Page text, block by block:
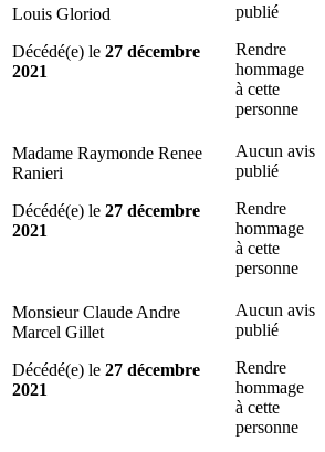
Louis Gloriod
Décédé(e) le 27 décembre
2021
publié
Rendre
hommage
à cette
personne
Madame Raymonde Renee
Ranieri
Décédé(e) le 27 décembre
2021
Aucun avis
publié
Rendre
hommage
à cette
personne
Monsieur Claude Andre
Marcel Gillet
Décédé(e) le 27 décembre
2021
Aucun avis
publié
Rendre
hommage
à cette
personne